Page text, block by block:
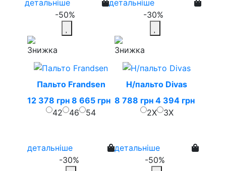
детальніше
-50%
детальніше
-30%
Пальто Frandsen
12 378 грн 8 665 грн
42
46 54
детальніше
-30%
Н/пальто Divas
8 788 грн 4 394 грн
2X
3X
детальніше
-50%